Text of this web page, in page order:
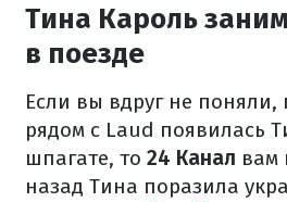
Тина Кароль
в поезде
Если вы вдруг не
рядом с Laud появилась
шпагате, то 24 Канал вам
назад Тина поразила